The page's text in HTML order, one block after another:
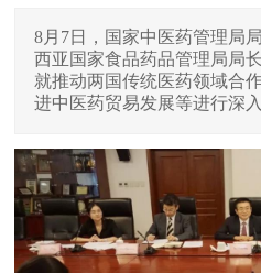
8月7日，国家中医药管理局
西亚国家食品药品管理局局
就推动两国传统医药领域合
进中医药贸易发展等进行深入